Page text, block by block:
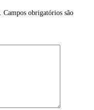
Campos obrigatórios são